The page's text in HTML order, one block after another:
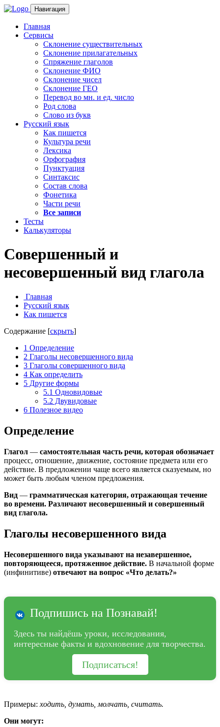
Навигация
Главная
Сервисы
Склонение существительных
Склонение прилагательных
Спряжение глаголов
Склонение ФИО
Склонение чисел
Склонение ГЕО
Перевод во мн. и ед. число
Род слова
Слово из букв
Русский язык
Как пишется
Культура речи
Лексика
Орфография
Пунктуация
Синтаксис
Состав слова
Фонетика
Части речи
Все записи
Тесты
Калькуляторы
Совершенный и
несовершенный вид глагола
Главная
Русский язык
Как пишется
Содержание [скрыть]
1 Определение
2 Глаголы несовершенного вида
3 Глаголы совершенного вида
4 Как определить
5 Другие формы
5.1 Одновидовые
5.2 Двувидовые
6 Полезное видео
Определение
Глагол — самостоятельная часть речи, которая обозначает
процесс, отношение, движение, состояние предмета или его
действие. В предложении чаще всего является сказуемым, но
может быть любым членом предложения.
Вид — грамматическая категория, отражающая течение
во времени. Различают несовершенный и совершенный
вид глагола.
Глаголы несовершенного вида
Несовершенного вида указывают на незавершенное,
повторяющееся, протяженное действие. В начальной форме
(инфинитиве) отвечают на вопрос «Что делать?»
Подпишись на Познавай!
Здесь ты найдёшь уроки, исследования,
интересные факты и вдохновение для творчества.
Подписаться!
Примеры: ходить, думать, молчать, считать.
Они могут: